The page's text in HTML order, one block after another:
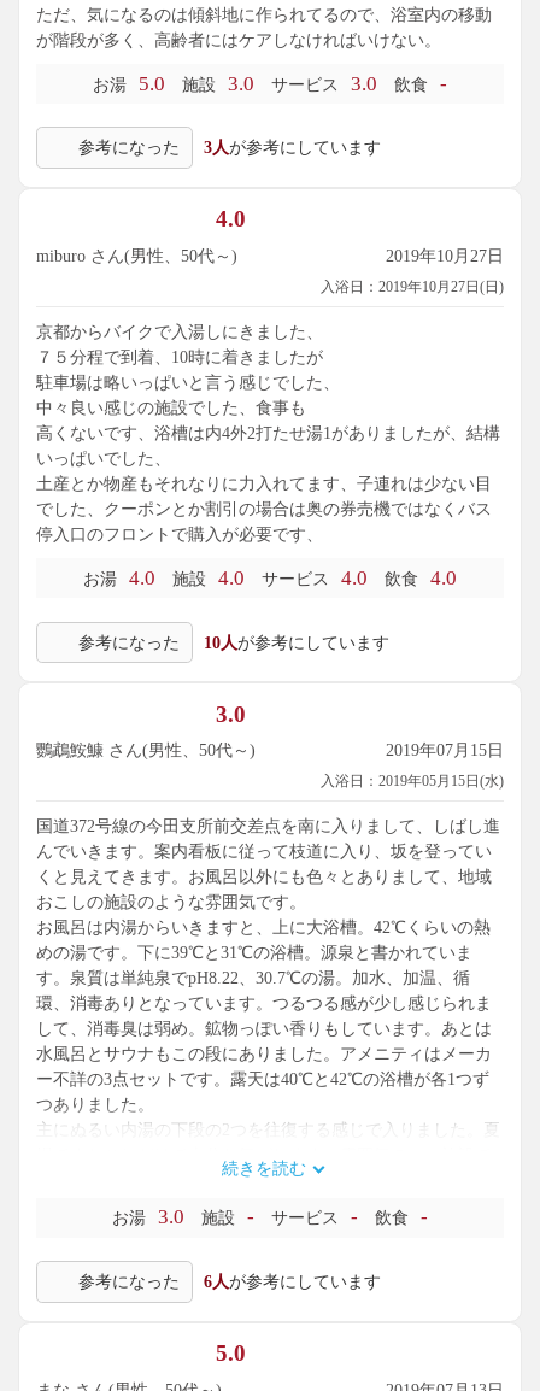
ただ、気になるのは傾斜地に作られてるので、浴室内の移動
が階段が多く、高齢者にはケアしなければいけない。
お湯 5.0 施設 3.0 サービス 3.0 飲食 -
参考になった 3人が参考にしています
4.0
miburo さん(男性、50代～) 2019年10月27日
入浴日：2019年10月27日(日)
京都からバイクで入湯しにきました、
７５分程で到着、10時に着きましたが
駐車場は略いっぱいと言う感じでした、
中々良い感じの施設でした、食事も
高くないです、浴槽は内4外2打たせ湯1がありましたが、結構
いっぱいでした、
土産とか物産もそれなりに力入れてます、子連れは少ない目
でした、クーポンとか割引の場合は奥の券売機ではなくバス
停入口のフロントで購入が必要です、
お湯 4.0 施設 4.0 サービス 4.0 飲食 4.0
参考になった 10人が参考にしています
3.0
鸚鵡鮟鱇 さん(男性、50代～) 2019年07月15日
入浴日：2019年05月15日(水)
国道372号線の今田支所前交差点を南に入りまして、しばし進
んでいきます。案内看板に従って枝道に入り、坂を登ってい
くと見えてきます。お風呂以外にも色々とありまして、地域
おこしの施設のような雰囲気です。
お風呂は内湯からいきますと、上に大浴槽。42℃くらいの熱
めの湯です。下に39℃と31℃の浴槽。源泉と書かれていま
す。泉質は単純泉でpH8.22、30.7℃の湯。加水、加温、循
環、消毒ありとなっています。つるつる感が少し感じられま
して、消毒臭は弱め。鉱物っぽい香りもしています。あとは
水風呂とサウナもこの段にありました。アメニティはメーカ
ー不詳の3点セットです。露天は40℃と42℃の浴槽が各1つず
つありました。
主にぬるい内湯の下段の2つを往復する感じで入りました。夏
すし、じっくりと楽しんでみるといいかもしれませんね。大
阪から1時間ほどで時の流れる速度が少し遅くなったように感
じました。素敵なエリアです。
続きを読む
お湯 3.0 施設 - サービス - 飲食 -
参考になった 6人が参考にしています
5.0